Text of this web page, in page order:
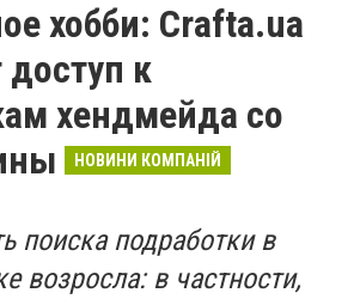
хобби: Crafta.ua
к
хендмейда со
НОВИНИ КОМПАНІЙ
поиска подработки в
возросла: в частности,